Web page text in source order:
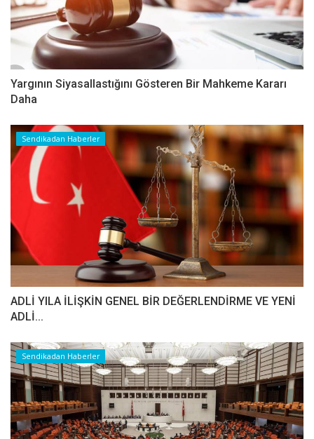
Yargının Siyasallastığını Gösteren Bir Mahkeme Kararı
Daha
Sendikadan Haberler
ADLİ YILA İLİŞKİN GENEL BİR DEĞERLENDİRME VE YENİ
ADLİ...
Sendikadan Haberler